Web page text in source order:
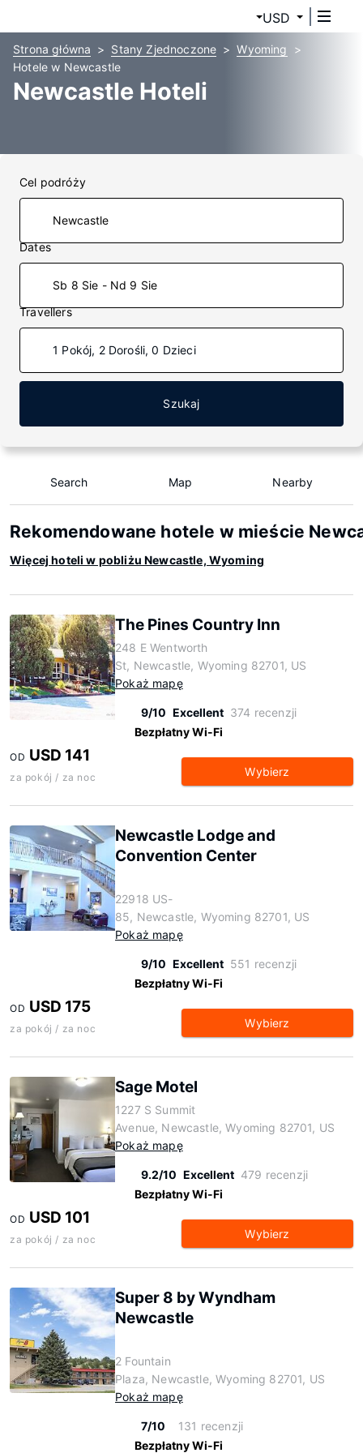
USD
Strona główna Stany Zjednoczone
Wyoming
Hotele w Newcastle
Newcastle Hoteli
Cel podróży
Dates
Sb 8 Sie - Nd 9 Sie
Travellers
1 Pokój, 2 Dorośli, 0 Dzieci
Szukaj
Search Map Nearby
Rekomendowane hotele w mieście
Więcej hoteli w pobliżu Newcastle, Wyoming
The Pines Country Inn
248 E Wentworth
St, Newcastle, Wyoming 82701, US
Pokaż mapę
9/10 Excellent 374 recenzji
Bezpłatny Wi-Fi
OD USD 141
za pokój / za noc Wybierz
Newcastle Lodge and
Convention Center
22918 US-
85, Newcastle, Wyoming 82701, US
Pokaż mapę
9/10 Excellent 551 recenzji
Bezpłatny Wi-Fi
OD USD 175
za pokój / za noc Wybierz
Sage Motel
1227 S Summit
Avenue, Newcastle, Wyoming 82701, US
Pokaż mapę
9.2/10 Excellent 479 recenzji
Bezpłatny Wi-Fi
OD USD 101
za pokój / za noc Wybierz
Super 8 by Wyndham
Newcastle
2 Fountain
Plaza, Newcastle, Wyoming 82701, US
Pokaż mapę
7/10
131 recenzji
Bezpłatny Wi-Fi